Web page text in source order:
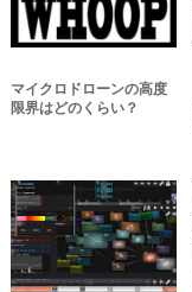
マイクロドローンの高度
限界はどのくらい？